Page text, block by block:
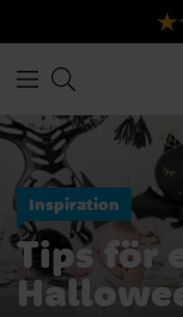
Inspiration
Tips för